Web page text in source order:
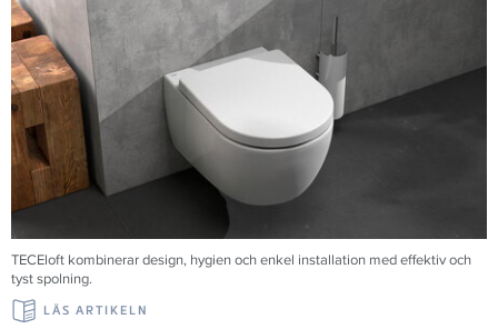
TECEloft kombinerar design, hygien och enkel installation med effektiv och
tyst spolning.
LÄS ARTIKELN